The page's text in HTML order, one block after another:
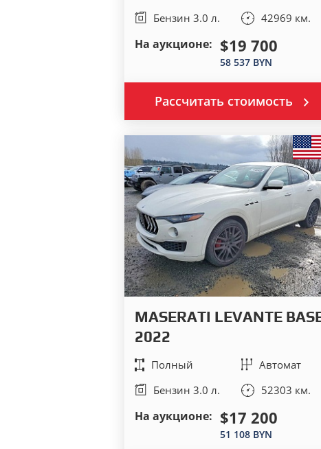
Бензин 3.0 л.
42969 км.
На аукционе: $19 700
58 537 BYN
Рассчитать стоимость
MASERATI LEVANTE
2022
Полный
Автомат
Бензин 3.0 л.
52303 км.
На аукционе: $17 200
51 108 BYN